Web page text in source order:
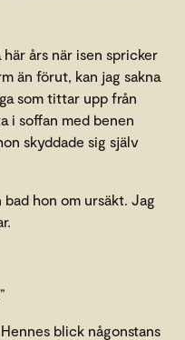
års när isen spricker
än förut, kan jag sakna
som tittar upp från
i soffan med benen
skyddade sig själv
hon om ursäkt. Jag
blick någonstans